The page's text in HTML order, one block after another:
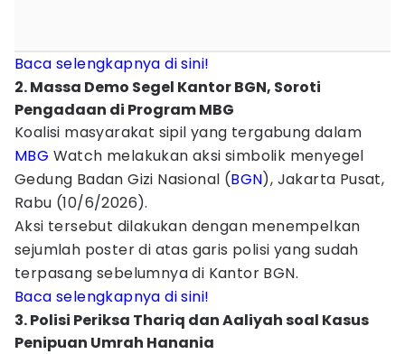
Baca selengkapnya di sini!
2. Massa Demo Segel Kantor BGN, Soroti
Pengadaan di Program MBG
Koalisi masyarakat sipil yang tergabung dalam
MBG Watch melakukan aksi simbolik menyegel
Gedung Badan Gizi Nasional (BGN), Jakarta Pusat,
Rabu (10/6/2026).
Aksi tersebut dilakukan dengan menempelkan
sejumlah poster di atas garis polisi yang sudah
terpasang sebelumnya di Kantor BGN.
Baca selengkapnya di sini!
3. Polisi Periksa Thariq dan Aaliyah soal Kasus
Penipuan Umrah Hanania